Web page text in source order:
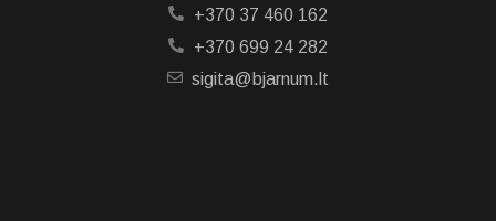
+370 37 460 162
+370 699 24 282
sigita@bjarnum.lt